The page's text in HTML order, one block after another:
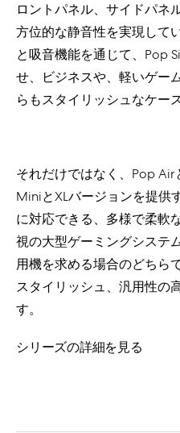
ロントパネル、サイドパネ
方位的な静音性を実現して
と吸音機能を通じて、Pop
せ、ビジネスや、軽いゲー
らもスタイリッシュなケー
それだけではなく、Pop Air
MiniとXLバージョンを提供
に対応できる、多様で柔軟
視の大型ゲーミングシステ
用機を求める場合のどちら
スタイリッシュ、汎用性の
す。
シリーズの詳細を見る